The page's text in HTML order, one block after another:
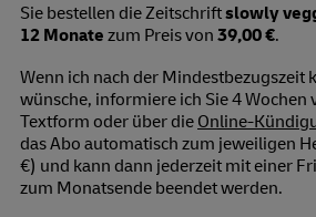
Sie bestellen die Zeitschriftslowly
12 Monate zum Preis von 39,00 €.
Wenn ich nach der Mindestbezugszeit
wünsche, informiere ich Sie 4 Wochen
Textform oder über die Online-
das Abo automatisch zum jeweiligen
€) und kann dann jederzeit mit einer
zum Monatsende beendet werden.